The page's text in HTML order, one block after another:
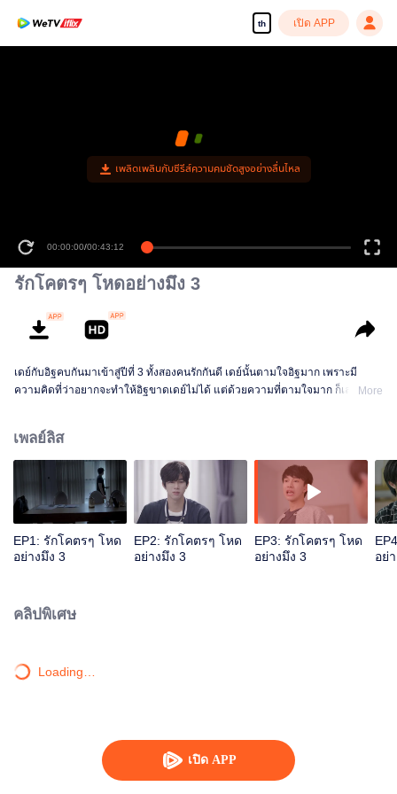
th เปิด APP
เปิด APP
เพลิดเพลินกับซีรีส์ความคมชัดสูงอย่างลื่นไหล
00:00:00/00:43:12
รักโคตรๆ โหดอย่างมึง 3
เดย์กับอิฐคบกันมาเข้าสู่ปีที่ 3 ทั้งสองคนรักกันดี เดย์นั้นตามใจอิฐมาก เพราะมี
ความคิดที่ว่าอยากจะทำให้อิฐขาดเดย์ไม่ได้ แต่ด้วยความที่ตามใจมาก ก็เลยทำให้
เมื่ออิฐโทรมางอแงใส่ เดย์ก็เลยยอมที่จะขับรถกลับบ้านที่กรุงเทพ ถึงแม้ว่าฝนจะ
ตกหนักก็ตาม และระหว่างทางนั้น เดย์ก็รถคว่ำ เมื่อผ่านความเป็นความตายมาจน
ฟื้นขึ้น อิฐก็พบว่าเดย์นั้นความจำเสื่อม ความทรงจำในช่วงที่เขาสองคนเจอกัน และ
คบกันหายไปจนหมด เดย์จำได้แค่ช่วงก่อนที่จะเจออิฐเท่านั้น ตอนนี้อิฐเหมือนคน
แปลกหน้าสำหรับเดย์ ทำให้อิฐเสียใจมาก แต่เขาก็ช่วยดูแลเดย์เป็นอย่างดี ถึง
แม้ว่าจะถูกเดย์พูดจาทำร้ายจิตใจก็ตาม เดย์เองก็หงุดหงิดตัวเองไม่น้อยเหมือนกัน
เมื่อจำเรื่องของอิฐไม่ได้ ก็เลยทำให้เขาใจร้ายกับอิฐไปไม่น้อย ถึงแม้ว่าจะใจร้ายกับ
More
เพลย์ลิส
EP1: รักโคตรๆ โหด
อย่างมึง 3
EP2: รักโคตรๆ โหด
อย่างมึง 3
EP3: รักโคตรๆ โหด
อย่างมึง 3
อย่
คลิปพิเศษ
Loading…